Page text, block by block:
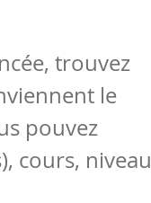
trouvez
le
pouvez
cours, niveau